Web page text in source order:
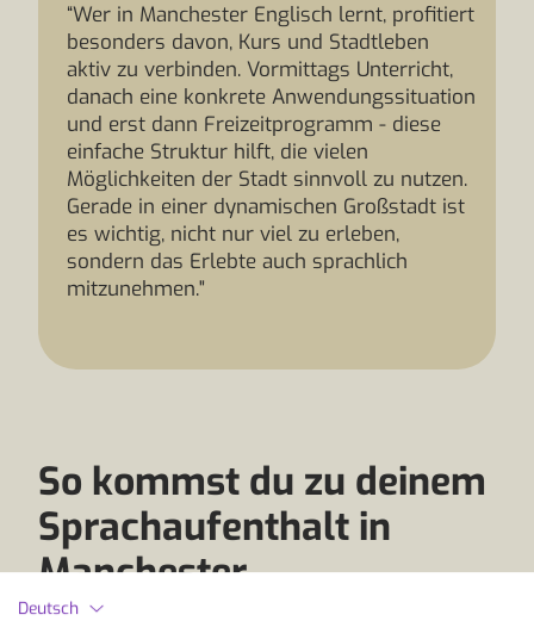
“Wer in Manchester Englisch lernt, profitiert
besonders davon, Kurs und Stadtleben
aktiv zu verbinden. Vormittags Unterricht,
danach eine konkrete Anwendungssituation
und erst dann Freizeitprogramm - diese
einfache Struktur hilft, die vielen
Möglichkeiten der Stadt sinnvoll zu nutzen.
Gerade in einer dynamischen Großstadt ist
es wichtig, nicht nur viel zu erleben,
sondern das Erlebte auch sprachlich
mitzunehmen."
So kommst du zu deinem
Sprachaufenthalt in
Manchester
Deutsch